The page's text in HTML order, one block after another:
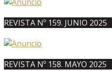
REVISTA Nº 159. JUNIO 2025
REVISTA Nº 158. MAYO 2025